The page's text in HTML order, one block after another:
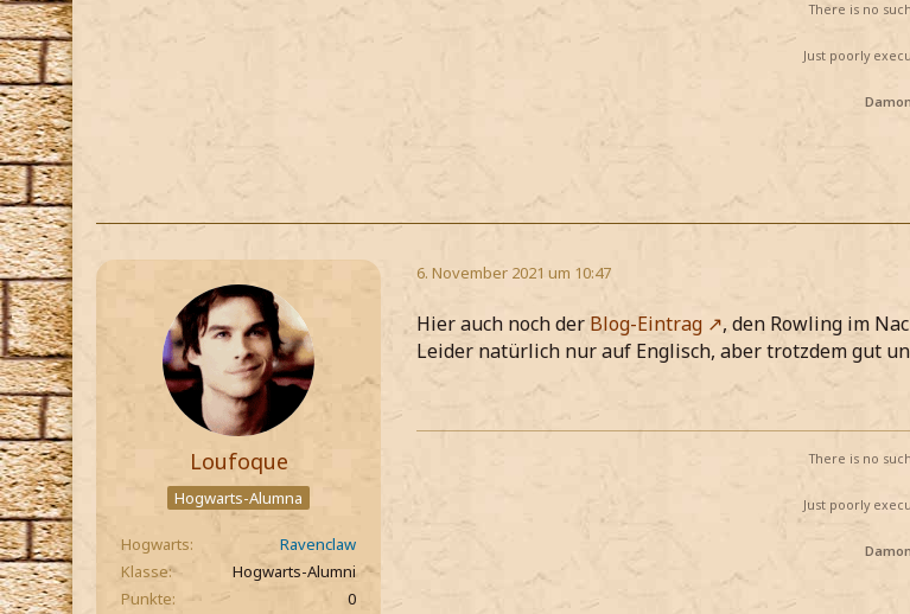
There is no
Just poorly
Loufoque
Hogwarts-Alumna
Hogwarts
Ravenclaw
Klasse
Hogwarts-Alumni
Punkte
0
6. November 2021 um 10:47
Hier auch noch der Blog-Eintrag
, den Rowling im
Leider natürlich nur auf Englisch, aber trotzdem gut
There is no
Just poorly